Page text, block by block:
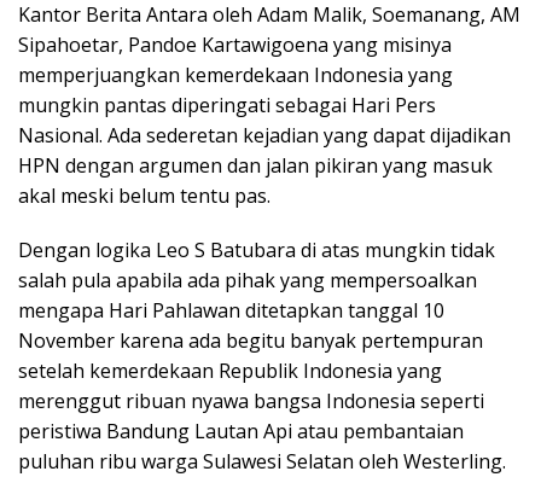
Kantor Berita Antara oleh Adam Malik, Soemanang, AM
Sipahoetar, Pandoe Kartawigoena yang misinya
memperjuangkan kemerdekaan Indonesia yang
mungkin pantas diperingati sebagai Hari Pers
Nasional. Ada sederetan kejadian yang dapat dijadikan
HPN dengan argumen dan jalan pikiran yang masuk
akal meski belum tentu pas.
Dengan logika Leo S Batubara di atas mungkin tidak
salah pula apabila ada pihak yang mempersoalkan
mengapa Hari Pahlawan ditetapkan tanggal 10
November karena ada begitu banyak pertempuran
setelah kemerdekaan Republik Indonesia yang
merenggut ribuan nyawa bangsa Indonesia seperti
peristiwa Bandung Lautan Api atau pembantaian
puluhan ribu warga Sulawesi Selatan oleh Westerling.